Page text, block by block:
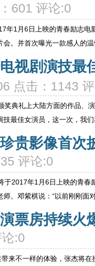
601 评论:0
年1月6日上映的青春励志
。并首次曝光一款感人的
视剧演技最
点击：1143
奖典礼上大陆方面的作品、
技最佳女演员，这一次，我
贵影像首次
评论:0
于2017年1月6日上映的青
。邓紫棋说：“以前刚刚面
票房持续火
:0
带来不一样的体验，张杰